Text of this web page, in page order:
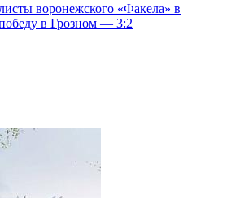
воронежского «Факела» в
в Грозном — 3:2